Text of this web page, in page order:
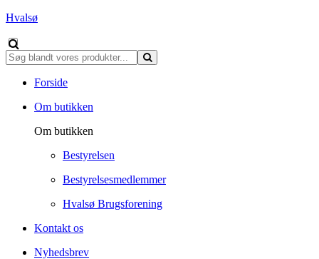
Hvalsø
Forside
Om butikken
Om butikken
Bestyrelsen
Bestyrelsesmedlemmer
Hvalsø Brugsforening
Kontakt os
Nyhedsbrev